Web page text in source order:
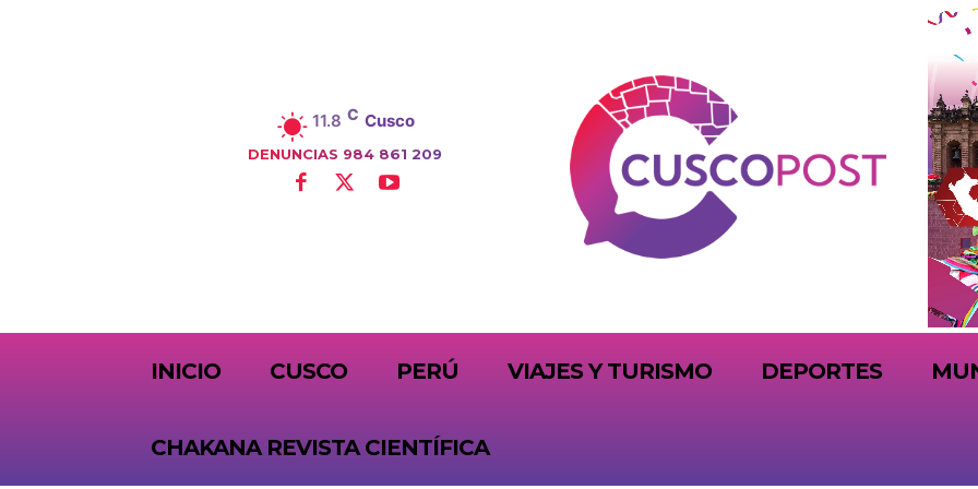
11.8 C Cusco
DENUNCIAS 984 861 209
INICIO CUSCO PERÚ VIAJES Y TURISMO DEPORTES
CHAKANA REVISTA CIENTÍFICA